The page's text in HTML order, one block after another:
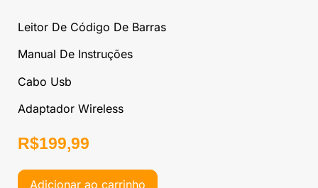
Leitor De Código De Barras
Manual De Instruções
Cabo Usb
Adaptador Wireless
R$199,99
Adicionar ao carrinho